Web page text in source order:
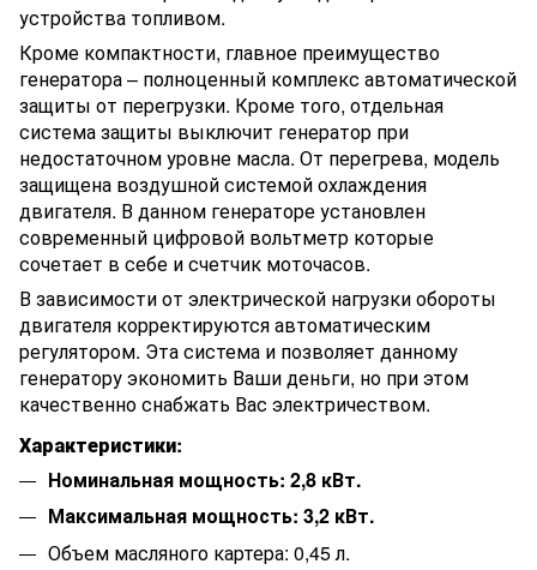
устройства топливом.
Кроме компактности, главное преимущество
генератора – полноценный комплекс автоматической
защиты от перегрузки. Кроме того, отдельная
система защиты выключит генератор при
недостаточном уровне масла. От перегрева, модель
защищена воздушной системой охлаждения
двигателя. В данном генераторе установлен
современный цифровой вольтметр которые
сочетает в себе и счетчик моточасов.
В зависимости от электрической нагрузки обороты
двигателя корректируются автоматическим
регулятором. Эта система и позволяет данному
генератору экономить Ваши деньги, но при этом
качественно снабжать Вас электричеством.
Характеристики:
Номинальная мощность: 2,8 кВт.
Максимальная мощность: 3,2 кВт.
Объем масляного картера: 0,45 л.